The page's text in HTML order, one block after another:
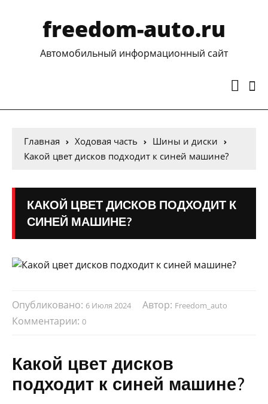
freedom-auto.ru
Автомобильный информационный сайт
Главная Ходовая часть
Шины и диски
Какой цвет дисков подходит к синей машине?
КАКОЙ ЦВЕТ ДИСКОВ ПОДХОДИТ К
СИНЕЙ МАШИНЕ?
Опубликовано: 6 Июля 2024 Автор: Freedom_auto
Комментарии: 0
Какой цвет дисков
подходит к синей машине?